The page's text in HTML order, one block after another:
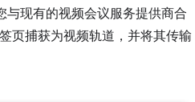
现有的视频会议服务提供商合
页捕获为视频轨道，并将其传输